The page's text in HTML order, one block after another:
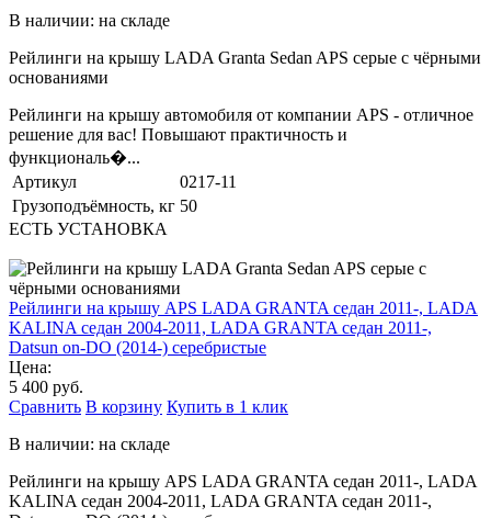
В наличии: на складе
Рейлинги на крышу LADA Granta Sedan APS серые с чёрными
основаниями
Рейлинги на крышу автомобиля от компании APS - отличное
решение для вас! Повышают практичность и
функциональ�...
Артикул
0217-11
Грузоподъёмность, кг 50
ЕСТЬ УСТАНОВКА
Рейлинги на крышу APS LADA GRANTA седан 2011-, LADA
KALINA седан 2004-2011, LADA GRANTA седан 2011-,
Datsun on-DO (2014-) серебристые
Цена:
5 400 руб.
Сравнить В корзину Купить в 1 клик
В наличии: на складе
Рейлинги на крышу APS LADA GRANTA седан 2011-, LADA
KALINA седан 2004-2011, LADA GRANTA седан 2011-,